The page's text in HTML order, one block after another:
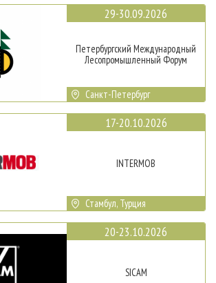
29-30.09.2026
Петербургский Международный
Лесопромышленный Форум
Санкт-Петербург
17-20.10.2026
INTERMOB
Стамбул, Турция
20-23.10.2026
SICAM